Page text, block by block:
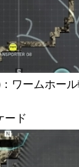
ワームホー
ード